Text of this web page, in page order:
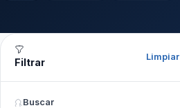
Filtrar Limpiar
Buscar